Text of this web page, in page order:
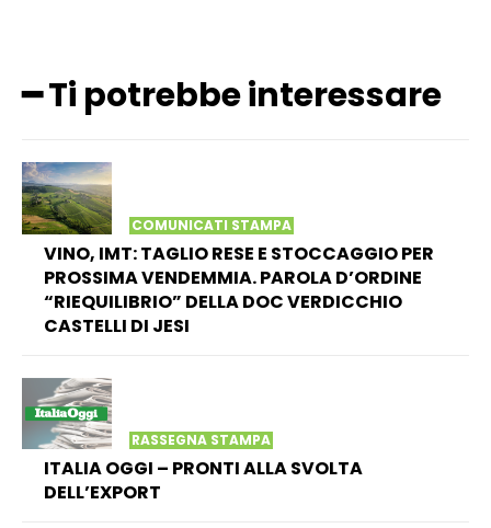
━ Ti potrebbe interessare
COMUNICATI STAMPA
VINO, IMT: TAGLIO RESE E STOCCAGGIO PER
PROSSIMA VENDEMMIA. PAROLA D’ORDINE
“RIEQUILIBRIO” DELLA DOC VERDICCHIO
CASTELLI DI JESI
RASSEGNA STAMPA
ITALIA OGGI – PRONTI ALLA SVOLTA
DELL’EXPORT